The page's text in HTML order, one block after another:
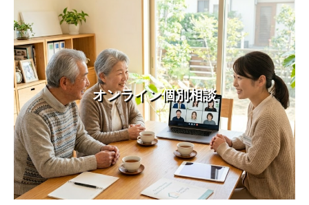
オンライン個別相談